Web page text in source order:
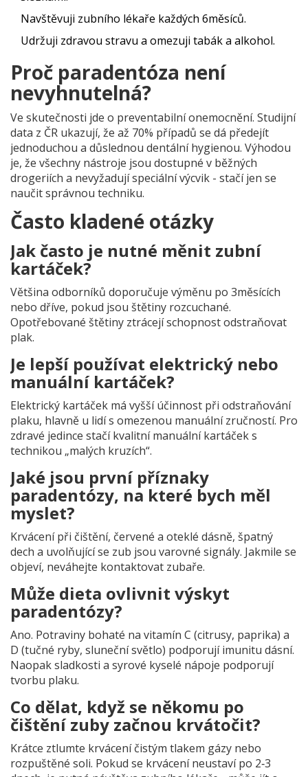
Navštěvuji zubního lékaře každých 6měsíců.
Udržuji zdravou stravu a omezuji tabák a alkohol.
Proč paradentóza není
nevyhnutelná?
Ve skutečnosti jde o preventabilní onemocnění. Studijní
data z ČR ukazují, že až 70% případů se dá předejít
jednoduchou a důslednou dentální hygienou. Výhodou
je, že všechny nástroje jsou dostupné v běžných
drogeriích a nevyžadují speciální výcvik - stačí jen se
naučit správnou techniku.
Často kladené otázky
Jak často je nutné měnit zubní
kartáček?
Většina odborníků doporučuje výměnu po 3měsících
nebo dříve, pokud jsou štětiny rozcuchané.
Opotřebované štětiny ztrácejí schopnost odstraňovat
plak.
Je lepší používat elektrický nebo
manuální kartáček?
Elektrický kartáček má vyšší účinnost při odstraňování
plaku, hlavně u lidí s omezenou manuální zručností. Pro
zdravé jedince stačí kvalitní manuální kartáček s
technikou „malých kruzích“.
Jaké jsou první příznaky
paradentózy, na které bych měl
myslet?
Krvácení při čištění, červené a oteklé dásně, špatný
dech a uvolňující se zub jsou varovné signály. Jakmile se
objeví, neváhejte kontaktovat zubaře.
Může dieta ovlivnit výskyt
paradentózy?
Ano. Potraviny bohaté na vitamín C (citrusy, paprika) a
D (tučné ryby, sluneční světlo) podporují imunitu dásní.
Naopak sladkosti a syrové kyselé nápoje podporují
tvorbu plaku.
Co dělat, když se někomu po
čištění zuby začnou krvátočit?
Krátce ztlumte krvácení čistým tlakem gázy nebo
rozpuštěné soli. Pokud se krvácení neustaví po 2‑3